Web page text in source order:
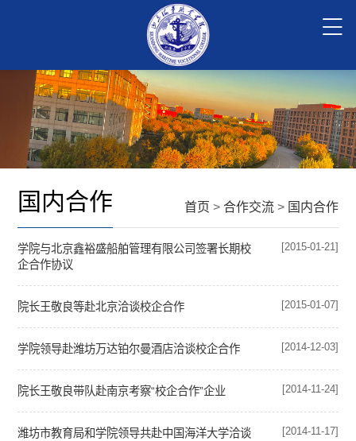
首页 > 合作交流> 国内合作
国内合作
学院与北京鑫裕盛船舶管理有限公司签署长期校
企合作协议
[2015-01-21]
院长王敬良等赴北京洽谈校企合作 [2015-01-07]
学院领导赴潍坊万达铂尔曼酒店洽谈校企合作 [2014-12-03]
院长王敬良带队赴南京考察“校企合作”企业 [2014-11-24]
潍坊市教育局和学院领导共赴中国海洋大学洽谈
[2014-11-17]